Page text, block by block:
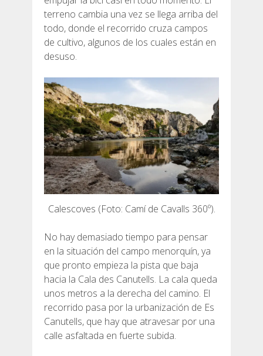
terreno cambia una vez se llega arriba del
todo, donde el recorrido cruza campos
de cultivo, algunos de los cuales están en
desuso.
Calescoves (Foto: Camí de Cavalls 360º).
No hay demasiado tiempo para pensar
en la situación del campo menorquín, ya
que pronto empieza la pista que baja
hacia la Cala des Canutells. La cala queda
unos metros a la derecha del camino. El
recorrido pasa por la urbanización de Es
Canutells, que hay que atravesar por una
calle asfaltada en fuerte subida.